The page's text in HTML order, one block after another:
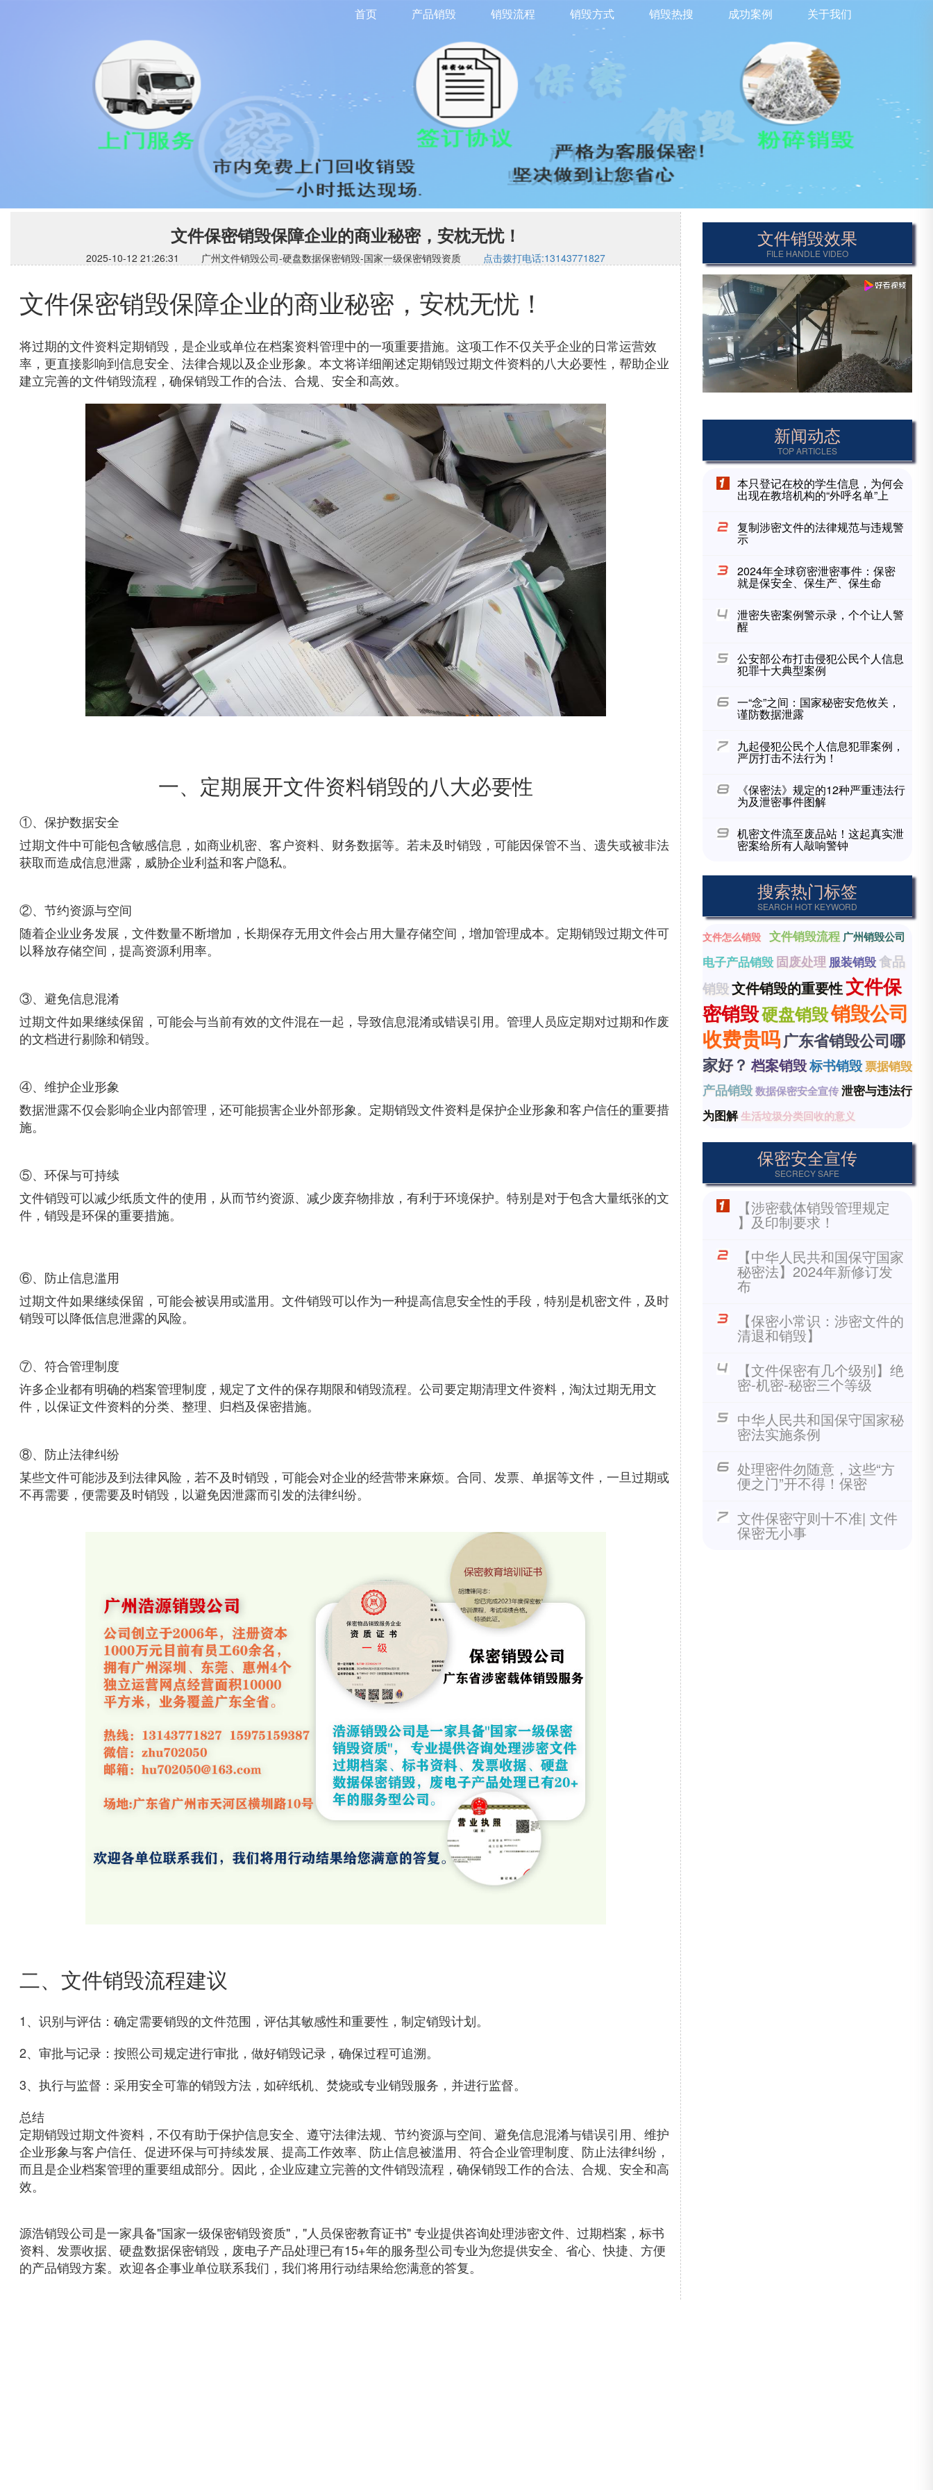
首页 产品销毁 销毁流程 销毁方式 销毁热搜 成功案例 关于我们
文件保密销毁保障企业的商业秘密，安枕无忧！
2025-10-12 21:26:31 广州文件销毁公司-硬盘数据保密销毁-国家一级保密销毁资质 点击拨打电话:13143771827
文件保密销毁保障企业的商业秘密，安枕无忧！
将过期的文件资料定期销毁，是企业或单位在档案资料管理中的一项重要措施。这项工作不仅关乎企业的日常运营效
率，更直接影响到信息安全、法律合规以及企业形象。本文将详细阐述定期销毁过期文件资料的八大必要性，帮助企业
建立完善的文件销毁流程，确保销毁工作的合法、合规、安全和高效。
一、定期展开文件资料销毁的八大必要性
①、保护数据安全
过期文件中可能包含敏感信息，如商业机密、客户资料、财务数据等。若未及时销毁，可能因保管不当、遗失或被非法
获取而造成信息泄露，威胁企业利益和客户隐私。
②、节约资源与空间
随着企业业务发展，文件数量不断增加，长期保存无用文件会占用大量存储空间，增加管理成本。定期销毁过期文件可
以释放存储空间，提高资源利用率。
③、避免信息混淆
过期文件如果继续保留，可能会与当前有效的文件混在一起，导致信息混淆或错误引用。管理人员应定期对过期和作废
的文档进行剔除和销毁。
④、维护企业形象
数据泄露不仅会影响企业内部管理，还可能损害企业外部形象。定期销毁文件资料是保护企业形象和客户信任的重要措
施。
⑤、环保与可持续
文件销毁可以减少纸质文件的使用，从而节约资源、减少废弃物排放，有利于环境保护。特别是对于包含大量纸张的文
件，销毁是环保的重要措施。
⑥、防止信息滥用
过期文件如果继续保留，可能会被误用或滥用。文件销毁可以作为一种提高信息安全性的手段，特别是机密文件，及时
销毁可以降低信息泄露的风险。
⑦、符合管理制度
许多企业都有明确的档案管理制度，规定了文件的保存期限和销毁流程。公司要定期清理文件资料，淘汰过期无用文
件，以保证文件资料的分类、整理、归档及保密措施。
⑧、防止法律纠纷
某些文件可能涉及到法律风险，若不及时销毁，可能会对企业的经营带来麻烦。合同、发票、单据等文件，一旦过期或
不再需要，便需要及时销毁，以避免因泄露而引发的法律纠纷。
二、文件销毁流程建议
1、识别与评估：确定需要销毁的文件范围，评估其敏感性和重要性，制定销毁计划。
2、审批与记录：按照公司规定进行审批，做好销毁记录，确保过程可追溯。
3、执行与监督：采用安全可靠的销毁方法，如碎纸机、焚烧或专业销毁服务，并进行监督。
总结
定期销毁过期文件资料，不仅有助于保护信息安全、遵守法律法规、节约资源与空间、避免信息混淆与错误引用、维护
企业形象与客户信任、促进环保与可持续发展、提高工作效率、防止信息被滥用、符合企业管理制度、防止法律纠纷，
而且是企业档案管理的重要组成部分。因此，企业应建立完善的文件销毁流程，确保销毁工作的合法、合规、安全和高
效。
源浩销毁公司是一家具备"国家一级保密销毁资质"，"人员保密教育证书" 专业提供咨询处理涉密文件、过期档案，标书
资料、发票收据、硬盘数据保密销毁，废电子产品处理已有15+年的服务型公司专业为您提供安全、省心、快捷、方便
的产品销毁方案。欢迎各企事业单位联系我们，我们将用行动结果给您满意的答复。
文件销毁效果
FILE HANDLE VIDEO
新闻动态
TOP ARTICLES
本只登记在校的学生信息，为何会
出现在教培机构的“外呼名单”上
复制涉密文件的法律规范与违规警
示
2024年全球窃密泄密事件：保密
就是保安全、保生产、保生命
泄密失密案例警示录，个个让人警
醒
公安部公布打击侵犯公民个人信息
犯罪十大典型案例
一“念”之间：国家秘密安危攸关，
谨防数据泄露
九起侵犯公民个人信息犯罪案例，
严厉打击不法行为！
《保密法》规定的12种严重违法行
为及泄密事件图解
机密文件流至废品站！这起真实泄
密案给所有人敲响警钟
搜索热门标签
SEARCH HOT KEYWORD
文件怎么销毁 文件销毁流程 广州销毁公司
电子产品销毁 固废处理 服装销毁 食品
销毁文件销毁的重要性文件保
密销毁硬盘销毁销毁公司
收费贵吗广东省销毁公司哪
家好？ 档案销毁标书销毁 票据销毁
产品销毁数据保密安全宣传泄密与违法行
为图解生活垃圾分类回收的意义
保密安全宣传
SECRECY SAFE
【涉密载体销毁管理规定
】及印制要求！
【中华人民共和国保守国家
秘密法】2024年新修订发
布
【保密小常识：涉密文件的
清退和销毁】
【文件保密有几个级别】绝
密-机密-秘密三个等级
中华人民共和国保守国家秘
密法实施条例
处理密件勿随意，这些“方
便之门”开不得！保密
文件保密守则十不准| 文件
保密无小事